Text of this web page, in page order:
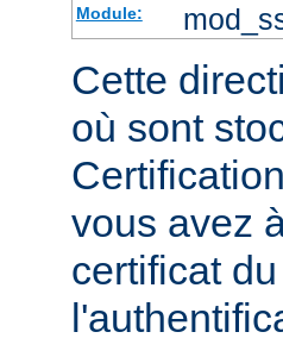
Module:
Cette
où sont
vous avez
certificat